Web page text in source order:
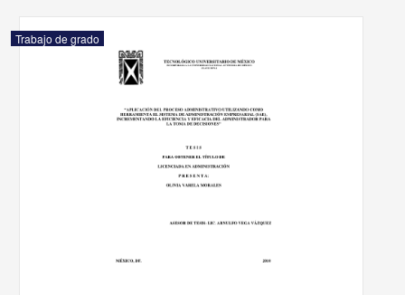
Trabajo de grado